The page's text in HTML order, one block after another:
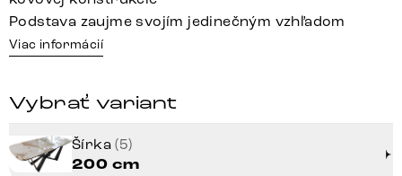
Podstava zaujme svojím jedinečným vzhľadom
Viac informácií
Vybrať variant
Šírka(5)
200 cm